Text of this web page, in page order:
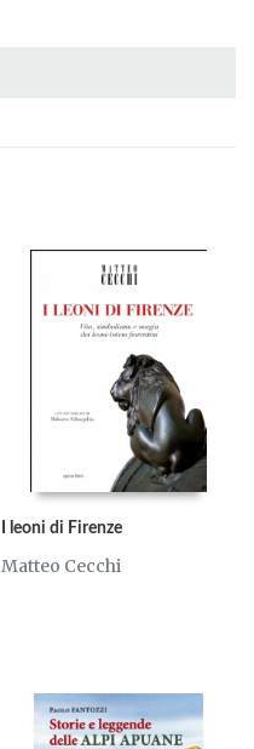
I leoni di Firenze
Matteo Cecchi